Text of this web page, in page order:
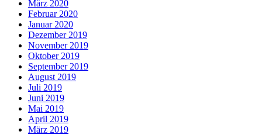
März 2020
Februar 2020
Januar 2020
Dezember 2019
November 2019
Oktober 2019
September 2019
August 2019
Juli 2019
Juni 2019
Mai 2019
April 2019
März 2019